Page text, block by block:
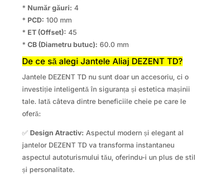
* Număr găuri: 4
* PCD: 100 mm
* ET (Offset): 45
* CB (Diametru butuc): 60.0 mm
De ce să alegi Jantele Aliaj DEZENT TD?
Jantele DEZENT TD nu sunt doar un accesoriu, ci o
investiție inteligentă în siguranța și estetica mașinii
tale. Iată câteva dintre beneficiile cheie pe care le
oferă:
✅ Design Atractiv: Aspectul modern și elegant al
jantelor DEZENT TD va transforma instantaneu
aspectul autoturismului tău, oferindu-i un plus de stil
și personalitate.